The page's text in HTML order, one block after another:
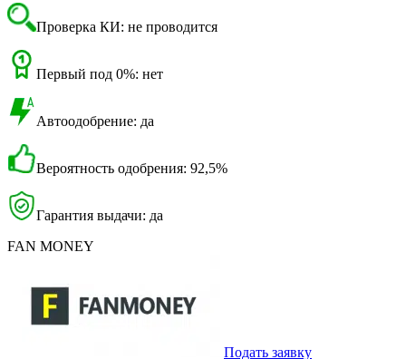
Проверка КИ: не проводится
Первый под 0%: нет
Автоодобрение: да
Вероятность одобрения: 92,5%
Гарантия выдачи: да
FAN MONEY
Подать заявку